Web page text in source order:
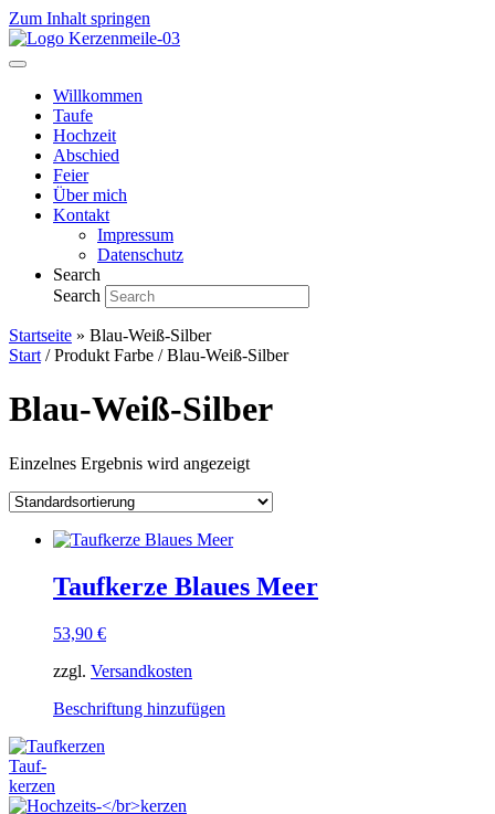
Zum Inhalt springen
Willkommen
Taufe
Hochzeit
Abschied
Feier
Über mich
Kontakt
Impressum
Datenschutz
Search
Search
Startseite » Blau-Weiß-Silber
Start / Produkt Farbe / Blau-Weiß-Silber
Blau-Weiß-Silber
Einzelnes Ergebnis wird angezeigt
Taufkerze Blaues Meer
53,90 €
zzgl. Versandkosten
Beschriftung hinzufügen
Tauf-
kerzen